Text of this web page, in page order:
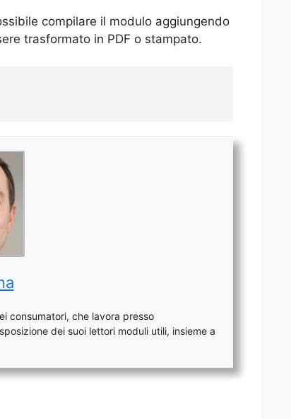
compilare il modulo aggiungendo
trasformato in PDF o stampato.
consumatori, che lavora presso
dei suoi lettori moduli utili, insieme a